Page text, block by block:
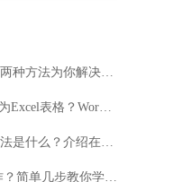
1.pdf多页合并怎么做？两种方法为你解决这个问题
2.如何将Word文档转换为Excel表格？Word文档转换Excel表格的具体方法
3.图片转pdf在线操作方法是什么？介绍在线图片转pdf方法
4.ppt转pdf格式怎么操作？简单几步教你学会转换pdf